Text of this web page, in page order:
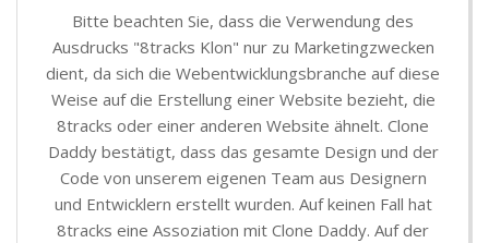
Bitte beachten Sie, dass die Verwendung des
Ausdrucks "8tracks Klon" nur zu Marketingzwecken
dient, da sich die Webentwicklungsbranche auf diese
Weise auf die Erstellung einer Website bezieht, die
8tracks oder einer anderen Website ähnelt. Clone
Daddy bestätigt, dass das gesamte Design und der
Code von unserem eigenen Team aus Designern
und Entwicklern erstellt wurden. Auf keinen Fall hat
8tracks eine Assoziation mit Clone Daddy. Auf der